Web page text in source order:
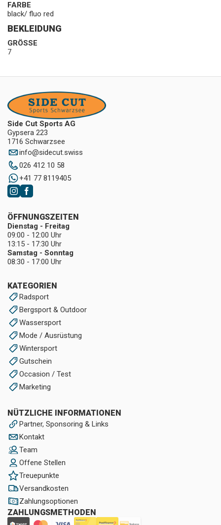
FARBE
black/ fluo red
BEKLEIDUNG
GRÖSSE
7
Side Cut Sports AG
Gypsera 223
1716 Schwarzsee
info@sidecut.swiss
026 412 10 58
+41 77 8119405
KATEGORIEN
Radsport
Bergsport & Outdoor
Wassersport
Mode / Ausrüstung
Wintersport
Gutschein
Occasion / Test
Marketing
NÜTZLICHE INFORMATIONEN
Partner, Sponsoring & Links
Kontakt
Team
Offene Stellen
Treuepunkte
Versandkosten
Zahlungsoptionen
ZAHLUNGSMETHODEN
ÖFFNUNGSZEITEN
Dienstag - Freitag
09:00 - 12:00 Uhr
13:15 - 17:30 Uhr
Samstag - Sonntag
08:30 - 17:00 Uhr